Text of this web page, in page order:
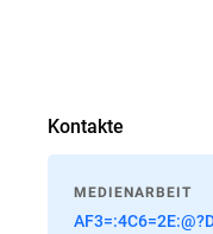
Kontakte
MEDIENARBEIT